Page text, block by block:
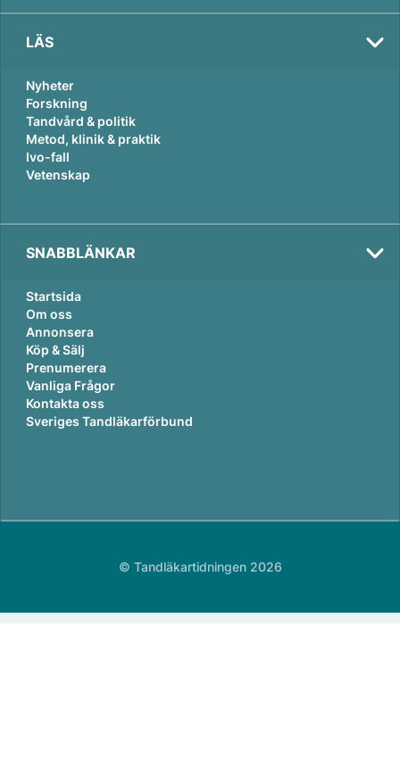
LÄS
Nyheter
Forskning
Tandvård & politik
Metod, klinik & praktik
Ivo-fall
Vetenskap
SNABBLÄNKAR
Startsida
Om oss
Annonsera
Köp & Sälj
Prenumerera
Vanliga Frågor
Kontakta oss
Sveriges Tandläkarförbund
© Tandläkartidningen 2026